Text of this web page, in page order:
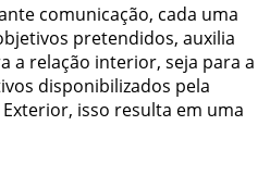
comunicação, cada uma
pretendidos, auxilia
a relação interior, seja para a
disponibilizados pela
Exterior, isso resulta em uma